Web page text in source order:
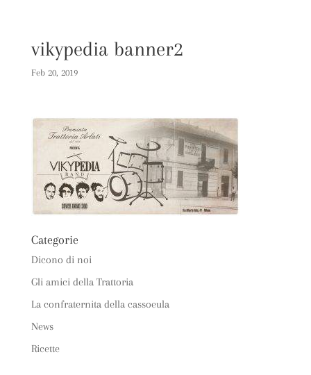
vikypedia banner2
Feb 20, 2019
Categorie
Dicono di noi
Gli amici della Trattoria
La confraternita della cassoeula
News
Ricette